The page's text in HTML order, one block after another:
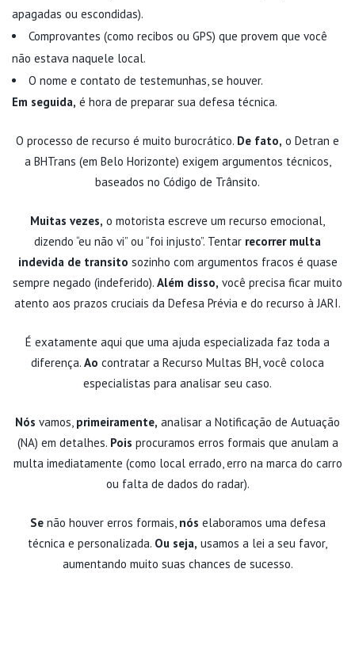
apagadas ou escondidas).
Comprovantes (como recibos ou GPS) que provem que você
não estava naquele local.
O nome e contato de testemunhas, se houver.
Em seguida, é hora de preparar sua defesa técnica.
O processo de recurso é muito burocrático. De fato, o Detran e
a BHTrans (em Belo Horizonte) exigem argumentos técnicos,
baseados no Código de Trânsito.
Muitas vezes, o motorista escreve um recurso emocional,
dizendo “eu não vi” ou “foi injusto”. Tentar recorrer multa
indevida de transito sozinho com argumentos fracos é quase
sempre negado (indeferido). Além disso, você precisa ficar muito
atento aos prazos cruciais da Defesa Prévia e do recurso à JARI.
É exatamente aqui que uma ajuda especializada faz toda a
diferença. Ao contratar a Recurso Multas BH, você coloca
especialistas para analisar seu caso.
Nós vamos, primeiramente, analisar a Notificação de Autuação
(NA) em detalhes. Pois procuramos erros formais que anulam a
multa imediatamente (como local errado, erro na marca do carro
ou falta de dados do radar).
Senão houver erros formais, nós elaboramos uma defesa
técnica e personalizada. Ou seja, usamos a lei a seu favor,
aumentando muito suas chances de sucesso.